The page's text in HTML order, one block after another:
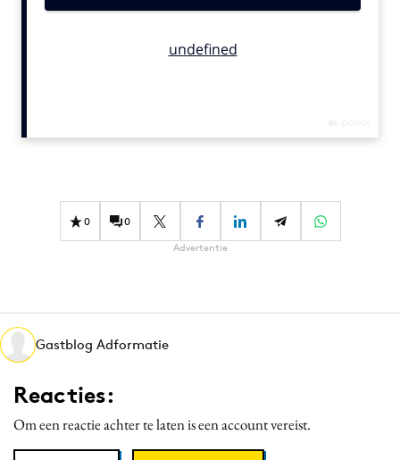
Effectiviteit
Interne communicatie
Martech
Merkstrategie
PR
Programmatic
0 0
Advertentie
Gastblog Adformatie
Reacties:
Om een reactie achter te laten is een account vereist.